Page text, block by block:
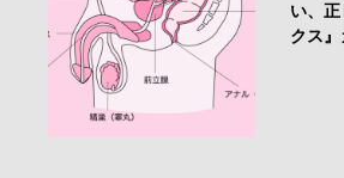
い、
クス